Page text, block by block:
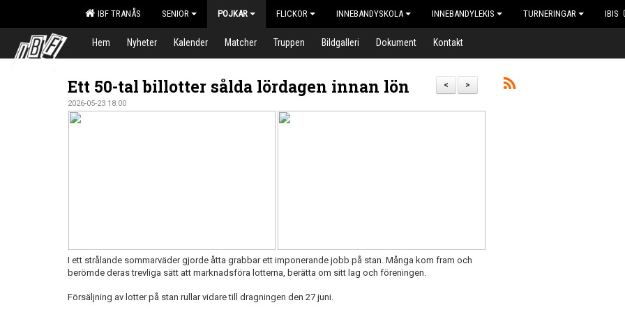
IBF TRANÅS SENIOR POJKAR FLICKOR INNEBANDYSKOLA INNEBANDYLEKIS TURNERINGAR IBIS
Hem Nyheter Kalender Matcher Truppen Bildgalleri Dokument Kontakt
>
<
Ett 50-tal billotter sålda lördagen innan lön
2026-05-23 18:00
I ett strålande sommarväder gjorde åtta grabbar ett imponerande jobb på stan. Många kom fram och
berömde deras trevliga sätt att marknadsföra lotterna, berätta om sitt lag och föreningen.
Försäljning av lotter på stan rullar vidare till dragningen den 27 juni.